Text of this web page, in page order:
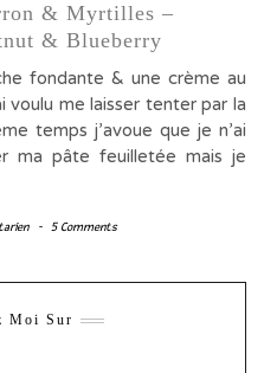
& Myrtilles –
& Blueberry
fondante & une crème au
voulu me laisser tenter par la
temps j’avoue que je n’ai
ma pâte feuilletée mais je
- 5 Comments
Moi Sur